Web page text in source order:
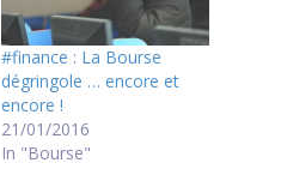
#finance : La Bourse
dégringole … encore et
encore !
21/01/2016
In "Bourse"